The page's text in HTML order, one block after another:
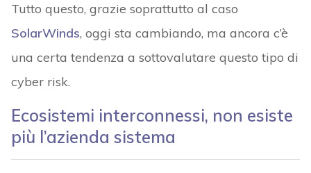
Tutto questo, grazie soprattutto al caso
SolarWinds, oggi sta cambiando, ma ancora c’è
una certa tendenza a sottovalutare questo tipo di
cyber risk.
Ecosistemi interconnessi, non esiste
più l’azienda sistema